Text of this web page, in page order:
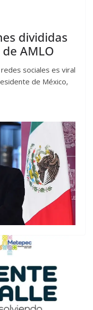
divididas
AMLO
sociales es viral
de México,